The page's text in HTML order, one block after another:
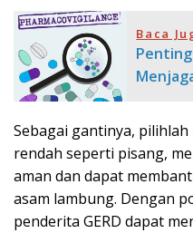
Baca
Sebagai gantinya,
rendah seperti pisang,
aman dan dapat
asam lambung. Dengan
penderita GERD dapat